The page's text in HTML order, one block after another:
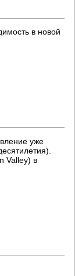
в новой
уже
Valley) в